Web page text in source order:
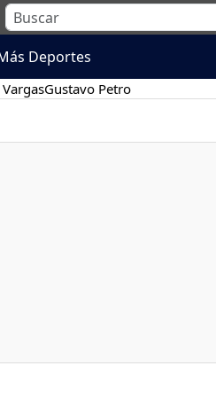
Deportes
Gustavo Petro